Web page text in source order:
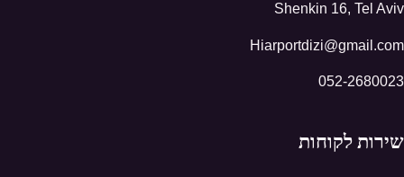
Shenkin 16, Tel Aviv
Hiarportdizi@gmail.com
052-2680023
שירות לקוחות